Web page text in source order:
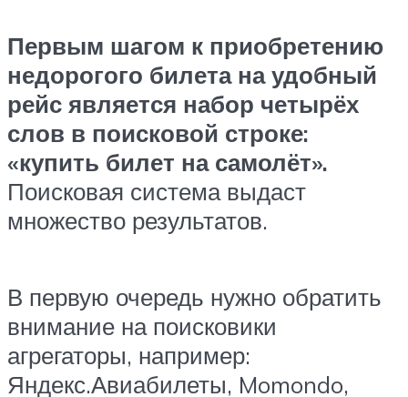
Первым шагом к приобретению
недорогого билета на удобный
рейс является набор четырёх
слов в поисковой строке:
«купить билет на самолёт».
Поисковая система выдаст
множество результатов.
В первую очередь нужно обратить
внимание на поисковики
агрегаторы, например:
Яндекс.Авиабилеты, Momondo,